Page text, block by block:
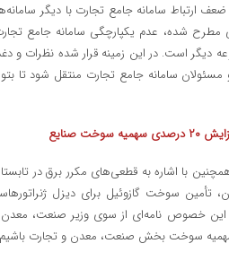
ضعف ارتباط سامانه جامع تجارت با دیگر
مطرح شده، عدم یکپارچگی سامانه جامع تجارت
دیگر است. در این زمینه قرار شده نظرات
سامانه جامع تجارت منتقل شود تا
صنایع
با اشاره به قطعی‌های مکرر برق در
تأمین سوخت گازوئیل برای دیزل
در این خصوص نامه‌ای از سوی وزیر صنعت،